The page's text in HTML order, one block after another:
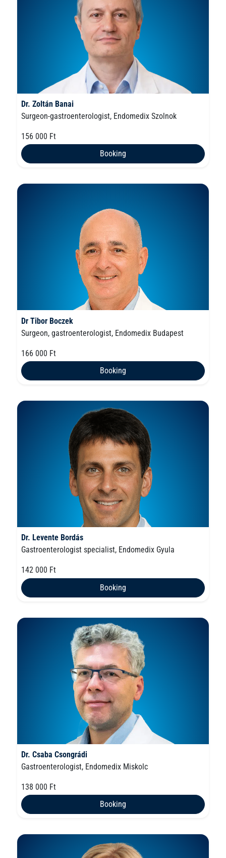
Dr. Zoltán Banai
Surgeon-gastroenterologist, Endomedix Szolnok
156 000 Ft
Booking
Dr Tibor Boczek
Surgeon, gastroenterologist, Endomedix Budapest
166 000 Ft
Booking
Dr. Levente Bordás
Gastroenterologist specialist, Endomedix Gyula
142 000 Ft
Booking
Dr. Csaba Csongrádi
Gastroenterologist, Endomedix Miskolc
138 000 Ft
Booking